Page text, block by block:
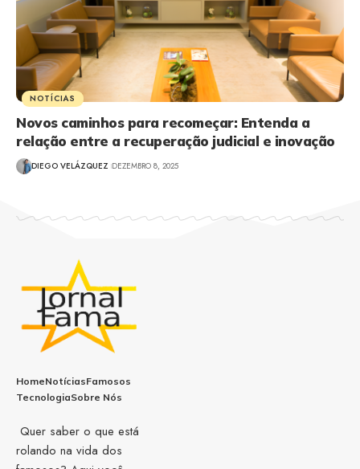
NOTÍCIAS
Novos caminhos para recomeçar: Entenda a
relação entre a recuperação judicial e inovação
DIEGO VELÁZQUEZ DEZEMBRO 8, 2025
HomeNotíciasFamosos
TecnologiaSobre Nós
Quer saber o que está
rolando na vida dos